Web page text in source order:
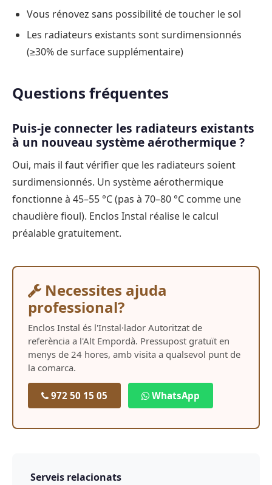
Vous rénovez sans possibilité de toucher le sol
Les radiateurs existants sont surdimensionnés
(≥30% de surface supplémentaire)
Questions fréquentes
Puis-je connecter les radiateurs existants
à un nouveau système aérothermique ?
Oui, mais il faut vérifier que les radiateurs soient
surdimensionnés. Un système aérothermique
fonctionne à 45–55 °C (pas à 70–80 °C comme une
chaudière fioul). Enclos Instal réalise le calcul
préalable gratuitement.
Necessites ajuda
professional?
Enclos Instal és l'Instal·lador Autoritzat de
referència a l'Alt Empordà. Pressupost gratuït en
menys de 24 hores, amb visita a qualsevol punt de
la comarca.
972 50 15 05 WhatsApp
Serveis relacionats